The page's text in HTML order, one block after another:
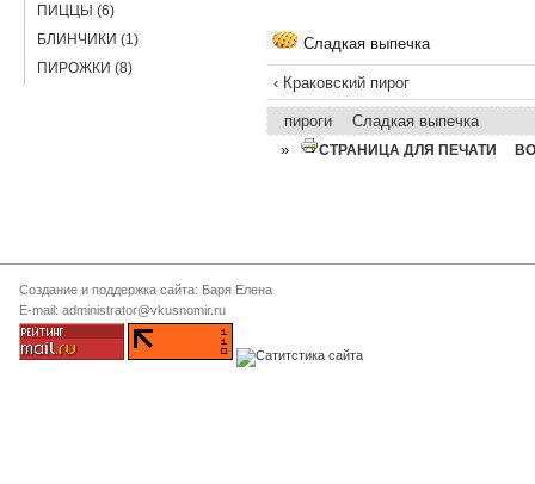
Сладкая выпечка
‹ Краковский пирог
пироги
Сладкая выпечка
»
СТРАНИЦА ДЛЯ ПЕЧАТИ
ПИЦЦЫ (6)
БЛИНЧИКИ (1)
ПИРОЖКИ (8)
Создание и поддержка сайта: Баря Елена
E-mail: administrator@vkusnomir.ru